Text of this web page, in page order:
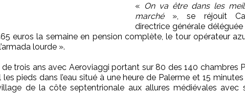
« On va être dans les
marché », se réjouit
directrice générale
euros la semaine en pension complète, le tour opérateur
lourde ».
trois ans avec Aeroviaggi portant sur 80 des 140 chambres
pieds dans l’eau situé à une heure de Palerme et 15
de la côte septentrionale aux allures médiévales avec